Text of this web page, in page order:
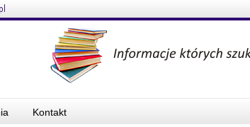
Kontakt